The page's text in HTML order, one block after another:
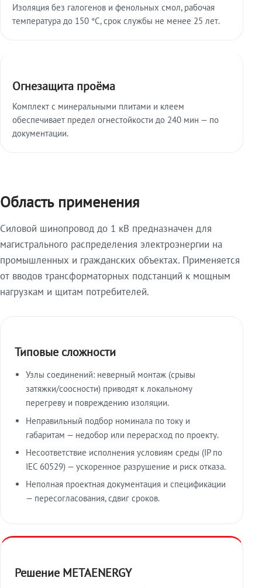
Изоляция без галогенов и фенольных смол, рабочая
температура до 150 °C, срок службы не менее 25 лет.
Огнезащита проёма
Комплект с минеральными плитами и клеем
обеспечивает предел огнестойкости до 240 мин — по
документации.
Область применения
Силовой шинопровод до 1 кВ предназначен для
магистрального распределения электроэнергии на
промышленных и гражданских объектах. Применяется
от вводов трансформаторных подстанций к мощным
нагрузкам и щитам потребителей.
Типовые сложности
Узлы соединений: неверный монтаж (срывы
затяжки/соосности) приводят к локальному
перегреву и повреждению изоляции.
Неправильный подбор номинала по току и
габаритам — недобор или перерасход по проекту.
Несоответствие исполнения условиям среды (IP по
IEC 60529) — ускоренное разрушение и риск отказа.
Неполная проектная документация и спецификации
— пересогласования, сдвиг сроков.
Решение METAENERGY